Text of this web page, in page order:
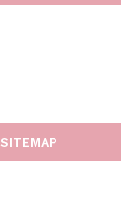
SITEMAP